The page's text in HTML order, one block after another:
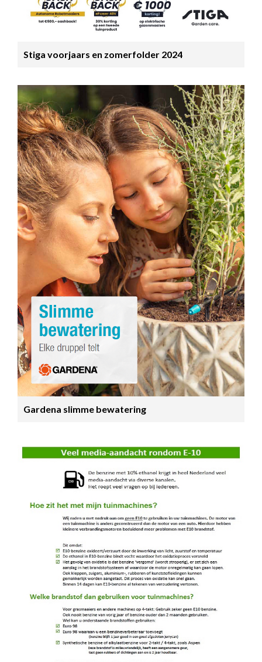
Stiga voorjaars en zomerfolder 2024
Gardena slimme bewatering